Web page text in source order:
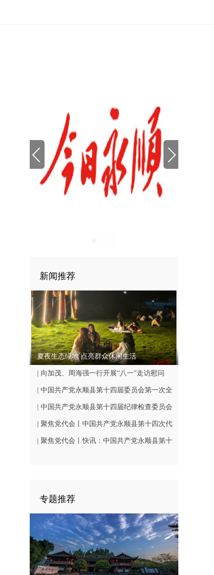
新闻推荐
夏夜生态绿地 点亮群众休闲生活
| 向加茂、周海强一行开展“八一”走访慰问
| 中国共产党永顺县第十四届委员会第一次全
体会议召开
| 中国共产党永顺县第十四届纪律检查委员会
第一次全体会议召开
| 聚焦党代会丨中国共产党永顺县第十四次代
表大会闭幕
| 聚焦党代会丨快讯：中国共产党永顺县第十
专题推荐